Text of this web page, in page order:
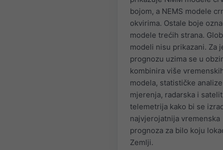
bojom, a NEMS modele
okvirima. Ostale boje
modele trećih strana.
modeli nisu prikazani. Za
prognozu uzima se u
kombinira više
modela, statističke
mjerenja, radarska i
telemetrija kako bi se
najvjerojatnija vremenska
prognoza za bilo koju
Zemlji.